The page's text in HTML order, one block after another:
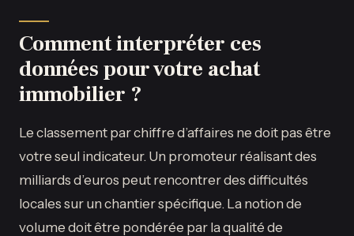
Comment interpréter ces
données pour votre achat
immobilier ?
Le classement par chiffre d’affaires ne doit pas être
votre seul indicateur. Un promoteur réalisant des
milliards d’euros peut rencontrer des difficultés
locales sur un chantier spécifique. La notion de
volume doit être pondérée par la qualité de